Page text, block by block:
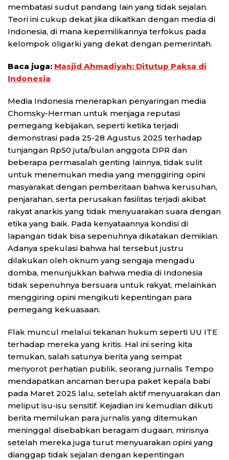
membatasi sudut pandang lain yang tidak sejalan.
Teori ini cukup dekat jika dikaitkan dengan media di
Indonesia, di mana kepemilikannya terfokus pada
kelompok oligarki yang dekat dengan pemerintah.
Baca juga: Masjid Ahmadiyah: Ditutup Paksa di
Indonesia
Media Indonesia menerapkan penyaringan media
Chomsky-Herman untuk menjaga reputasi
pemegang kebijakan, seperti ketika terjadi
demonstrasi pada 25-28 Agustus 2025 terhadap
tunjangan Rp50 juta/bulan anggota DPR dan
beberapa permasalah genting lainnya, tidak sulit
untuk menemukan media yang menggiring opini
masyarakat dengan pemberitaan bahwa kerusuhan,
penjarahan, serta perusakan fasilitas terjadi akibat
rakyat anarkis yang tidak menyuarakan suara dengan
etika yang baik. Pada kenyataannya kondisi di
lapangan tidak bisa sepenuhnya dikatakan demikian.
Adanya spekulasi bahwa hal tersebut justru
dilakukan oleh oknum yang sengaja mengadu
domba, menunjukkan bahwa media di Indonesia
tidak sepenuhnya bersuara untuk rakyat, melainkan
menggiring opini mengikuti kepentingan para
pemegang kekuasaan.
Flak muncul melalui tekanan hukum seperti UU ITE
terhadap mereka yang kritis. Hal ini sering kita
temukan, salah satunya berita yang sempat
menyorot perhatian publik, seorang jurnalis Tempo
mendapatkan ancaman berupa paket kepala babi
pada Maret 2025 lalu, setelah aktif menyuarakan dan
meliput isu-isu sensitif. Kejadian ini kemudian diikuti
berita memilukan para jurnalis yang ditemukan
meninggal disebabkan beragam dugaan, mirisnya
setelah mereka juga turut menyuarakan opini yang
dianggap tidak sejalan dengan kepentingan